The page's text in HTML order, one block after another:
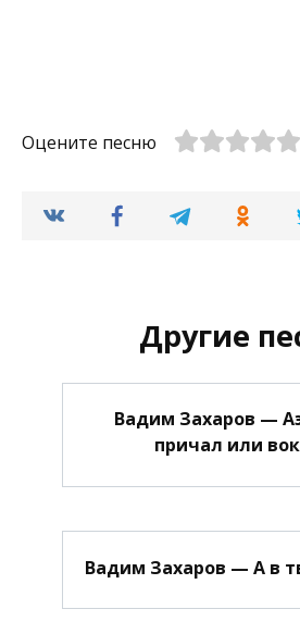
Оцените песню
Другие
Вадим Захаров —
причал или
Вадим Захаров — А в